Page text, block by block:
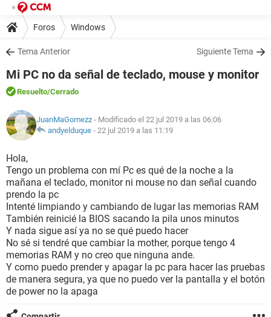
Foros Windows
Tema Anterior Siguiente Tema
Mi PC no da señal de teclado, mouse y monitor
Resuelto/Cerrado
JuanMaGomezz - Modificado el 22 jul 2019 a las 06:06
andyelduque - 22 jul 2019 a las 11:19
Hola,
Tengo un problema con mí Pc es qué de la noche a la
mañana el teclado, monitor ni mouse no dan señal cuando
prendo la pc
Intenté limpiando y cambiando de lugar las memorias RAM
También reinicié la BIOS sacando la pila unos minutos
Y nada sigue así ya no se qué puedo hacer
No sé si tendré que cambiar la mother, porque tengo 4
memorias RAM y no creo que ninguna ande.
Y como puedo prender y apagar la pc para hacer las pruebas
de manera segura, ya que no puedo ver la pantalla y el botón
de power no la apaga